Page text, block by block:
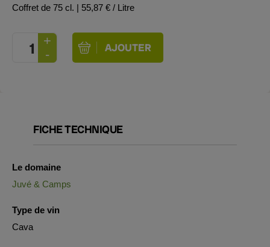
Coffret de 75 cl. | 55,87 € / Litre
FICHE TECHNIQUE
Le domaine
Juvé & Camps
Type de vin
Cava